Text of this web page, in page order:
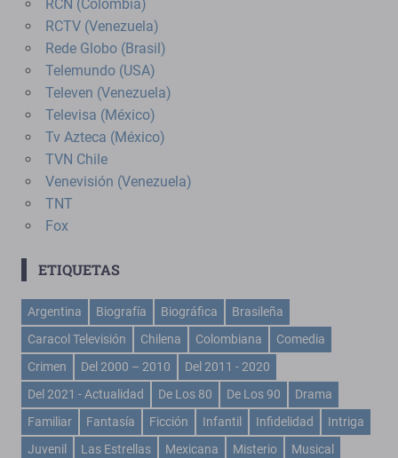
RCN (Colombia)
RCTV (Venezuela)
Rede Globo (Brasil)
Telemundo (USA)
Televen (Venezuela)
Televisa (México)
Tv Azteca (México)
TVN Chile
Venevisión (Venezuela)
TNT
Fox
ETIQUETAS
Argentina Biografía Biográfica
Brasileña
Caracol Televisión
Chilena Colombiana
Comedia
Crimen
Del 2000 – 2010
Del 2011 - 2020
Del 2021 - Actualidad
De Los 80 De Los 90
Drama
Familiar
Fantasía Ficción Infantil Infidelidad
Intriga
Juvenil
Las Estrellas Mexicana Misterio Musical